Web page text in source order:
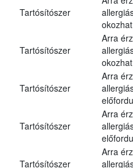
Tartósítószer
Tartósítószer
Arra
Tartósítószer
Arra
Tartósítószer
Arra
Tartósítószer
Arra